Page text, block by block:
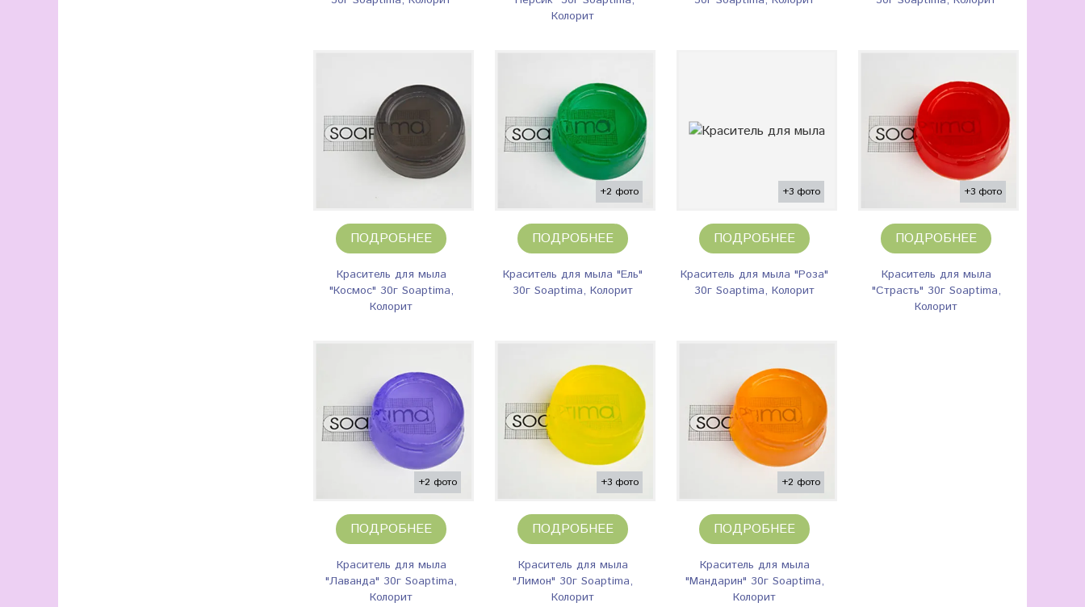
Колорит
ПОДРОБНЕЕ
Краситель для мыла
"Космос" 30г Soaptima,
Колорит
+2 фото
ПОДРОБНЕЕ
Краситель для мыла "Ель"
30г Soaptima, Колорит
+3 фото
ПОДРОБНЕЕ
Краситель для мыла "Роза"
30г Soaptima, Колорит
+3 фото
ПОДРОБНЕЕ
Краситель для мыла
"Страсть" 30г Soaptima,
Колорит
+2 фото
ПОДРОБНЕЕ
Краситель для мыла
"Лаванда" 30г Soaptima,
Колорит
+3 фото
ПОДРОБНЕЕ
Краситель для мыла
"Лимон" 30г Soaptima,
Колорит
+2 фото
ПОДРОБНЕЕ
Краситель для мыла
"Мандарин" 30г Soaptima,
Колорит